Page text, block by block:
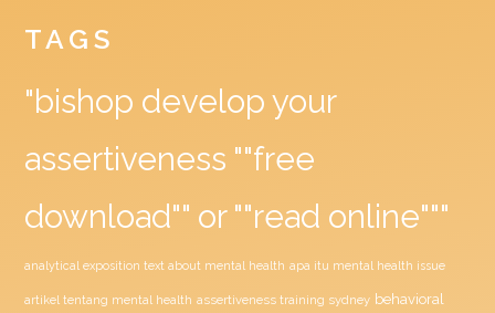
TAGS
"bishop develop your
assertiveness ""free
download"" or ""read online"""
analytical exposition text about mental health apa itu mental health issue
artikel tentang mental health assertiveness training sydney behavioral